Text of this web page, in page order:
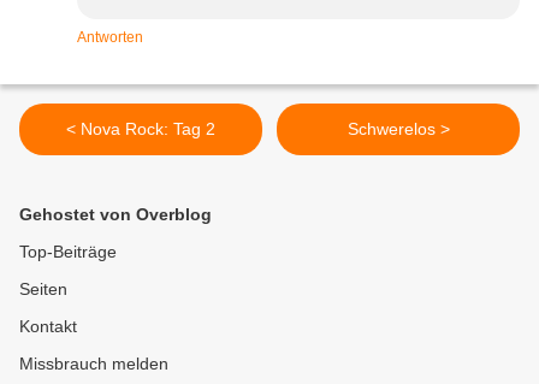
Antworten
< Nova Rock: Tag 2 Schwerelos >
Gehostet von Overblog
Top-Beiträge
Seiten
Kontakt
Missbrauch melden